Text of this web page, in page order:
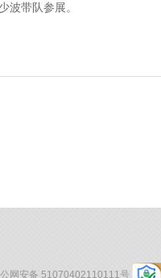
带队参展。
公网安备 51070402110111号